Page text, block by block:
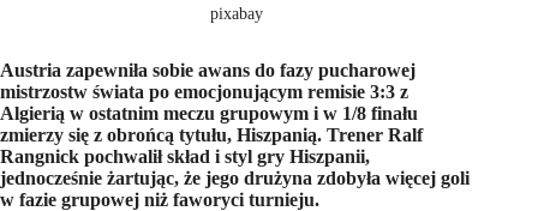
pixabay
Austria zapewniła sobie awans do fazy pucharowej
mistrzostw świata po emocjonującym remisie 3:3 z
Algierią w ostatnim meczu grupowym i w 1/8 finału
zmierzy się z obrońcą tytułu, Hiszpanią. Trener Ralf
Rangnick pochwalił skład i styl gry Hiszpanii,
jednocześnie żartując, że jego drużyna zdobyła więcej goli
w fazie grupowej niż faworyci turnieju.